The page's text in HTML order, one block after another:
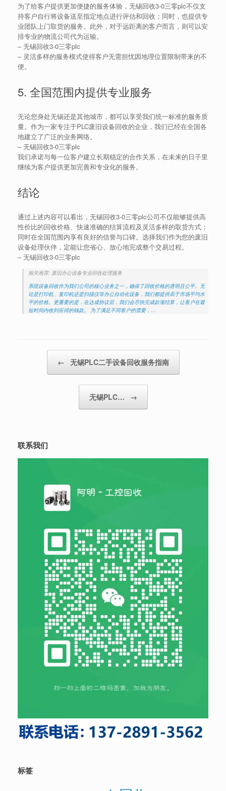
为了给客户提供更加便捷的服务体验，无锡回收3-0三零plc不仅支
持客户自行将设备送至指定地点进行评估和回收；同时，也提供专
业团队上门取货的服务。此外，对于远距离的客户而言，则可以安
排专业的物流公司代为运输。
–无锡回收3-0三零plc
– 灵活多样的服务模式使得客户无需担忧因地理位置限制带来的不
便。
5. 全国范围内提供专业服务
无论您身处无锡还是其他城市，都可以享受我们统一标准的服务质
量。作为一家专注于PLC废旧设备回收的企业，我们已经在全国各
地建立了广泛的业务网络。
–无锡回收3-0三零plc
我们承诺与每一位客户建立长期稳定的合作关系，在未来的日子里
继续为客户提供更加完善和专业化的服务。
结论
通过上述内容可以看出，无锡回收3-0三零plc公司不仅能够提供高
性价比的回收价格、快速准确的结算流程及灵活多样的取货方式；
同时在全国范围内享有良好的信誉与口碑。选择我们作为您的废旧
设备处理伙伴，定能让您省心、放心地完成整个交易过程。
–无锡回收3-0三零plc
相关推荐: 废旧办公设备专业回收处理服务
系统设备回收作为我们公司的核心业务之一，确保了回收价格的透明且公平。无
论是打印机、复印机还是扫描仪等办公自动化设备，我们都提供高于市场平均水
平的价格。更重要的是，在达成协议后，我们会尽快完成款项结算，让客户在最
短时间内收到应得的钱款。 为了满足不同客户的需要，…
← 无锡PLC二手设备回收服务指南
无锡PLC… →
联系我们
标签